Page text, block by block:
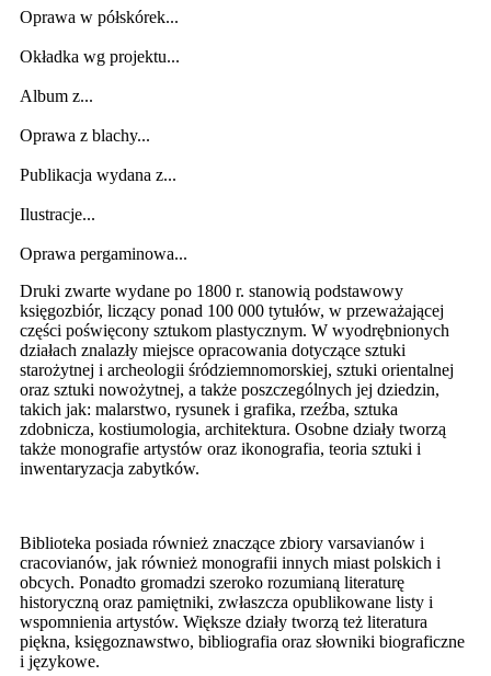
Oprawa w półskórek...
Okładka wg projektu...
Album z...
Oprawa z blachy...
Publikacja wydana z...
Ilustracje...
Oprawa pergaminowa...
Druki zwarte wydane po 1800 r. stanowią podstawowy
księgozbiór, liczący ponad 100 000 tytułów, w przeważającej
części poświęcony sztukom plastycznym. W wyodrębnionych
działach znalazły miejsce opracowania dotyczące sztuki
starożytnej i archeologii śródziemnomorskiej, sztuki orientalnej
oraz sztuki nowożytnej, a także poszczególnych jej dziedzin,
takich jak: malarstwo, rysunek i grafika, rzeźba, sztuka
zdobnicza, kostiumologia, architektura. Osobne działy tworzą
także monografie artystów oraz ikonografia, teoria sztuki i
inwentaryzacja zabytków.
Biblioteka posiada również znaczące zbiory varsavianów i
cracovianów, jak również monografii innych miast polskich i
obcych. Ponadto gromadzi szeroko rozumianą literaturę
historyczną oraz pamiętniki, zwłaszcza opublikowane listy i
wspomnienia artystów. Większe działy tworzą też literatura
piękna, księgoznawstwo, bibliografia oraz słowniki biograficzne
i językowe.